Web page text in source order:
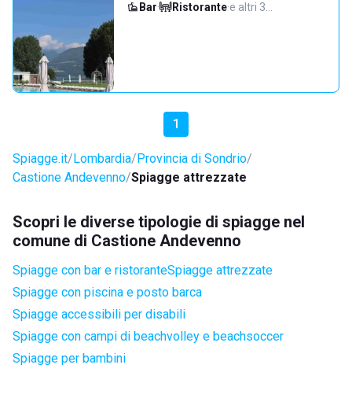
Bar· Ristorante·e altri 3…
1
Spiagge.it Lombardia Provincia di Sondrio
Castione Andevenno Spiagge attrezzate
Scopri le diverse tipologie di spiagge nel
comune di Castione Andevenno
Spiagge con bar e ristoranteSpiagge attrezzate
Spiagge con piscina e posto barca
Spiagge accessibili per disabili
Spiagge con campi di beachvolley e beachsoccer
Spiagge per bambini